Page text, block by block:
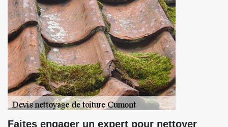
Faites engager un expert pour nettoyer